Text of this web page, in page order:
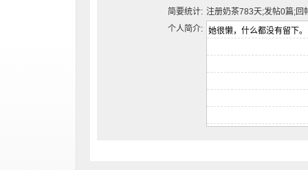
简要统计: 注册奶茶783天;发帖0篇;回
个人简介: